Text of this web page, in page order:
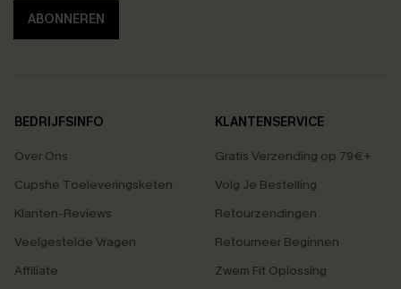
ABONNEREN
BEDRIJFSINFO
Over Ons
Cupshe Toeleveringsketen
Klanten-Reviews
Veelgestelde Vragen
Affiliate
KLANTENSERVICE
Gratis Verzending op 79€+
Volg Je Bestelling
Retourzendingen
Retourneer Beginnen
Zwem Fit Oplossing